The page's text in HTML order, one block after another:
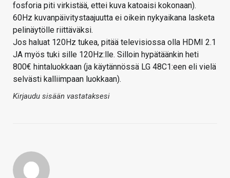
fosforia piti virkistää, ettei kuva katoaisi kokonaan).
60Hz kuvanpäivitystaajuutta ei oikein nykyaikana lasketa
pelinäytölle riittäväksi.
Jos haluat 120Hz tukea, pitää televisiossa olla HDMI 2.1
JA myös tuki sille 120Hz:lle. Silloin hypätäänkin heti
800€ hintaluokkaan (ja käytännössä LG 48C1:een eli vielä
selvästi kalliimpaan luokkaan).
Kirjaudu sisään vastataksesi